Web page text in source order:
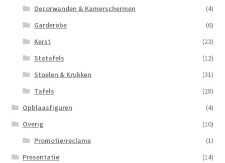
Decorwanden & Kamerschermen
(4)
Garderobe
(6)
Kerst
(23)
Statafels
(12)
Stoelen & Krukken
(31)
Tafels
(28)
Opblaasfiguren
(4)
Overig
(10)
Promotie/reclame
(1)
Presentatie
(14)